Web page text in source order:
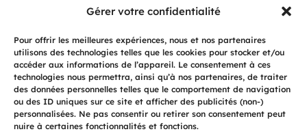
Gérer votre confidentialité
Pour offrir les meilleures expériences, nous et nos partenaires
utilisons des technologies telles que les cookies pour stocker et/ou
accéder aux informations de l’appareil. Le consentement à ces
technologies nous permettra, ainsi qu’à nos partenaires, de traiter
des données personnelles telles que le comportement de navigation
ou des ID uniques sur ce site et afficher des publicités (non-)
personnalisées. Ne pas consentir ou retirer son consentement peut
nuire à certaines fonctionnalités et fonctions.

Notre processus de recouvrement
PREMIUMcollect est destiné à toute
entreprise dont le besoin est de bénéficier